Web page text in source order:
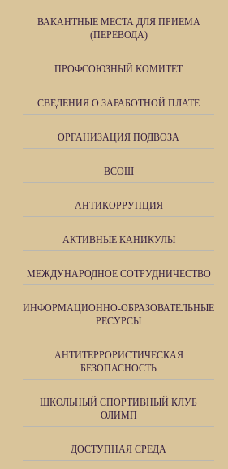
ВАКАНТНЫЕ МЕСТА ДЛЯ ПРИЕМА
(ПЕРЕВОДА)
ПРОФСОЮЗНЫЙ КОМИТЕТ
СВЕДЕНИЯ О ЗАРАБОТНОЙ ПЛАТЕ
ОРГАНИЗАЦИЯ ПОДВОЗА
ВСОШ
АНТИКОРРУПЦИЯ
АКТИВНЫЕ КАНИКУЛЫ
МЕЖДУНАРОДНОЕ СОТРУДНИЧЕСТВО
ИНФОРМАЦИОННО-ОБРАЗОВАТЕЛЬНЫЕ
РЕСУРСЫ
АНТИТЕРРОРИСТИЧЕСКАЯ
БЕЗОПАСНОСТЬ
ШКОЛЬНЫЙ СПОРТИВНЫЙ КЛУБ
ОЛИМП
ДОСТУПНАЯ СРЕДА